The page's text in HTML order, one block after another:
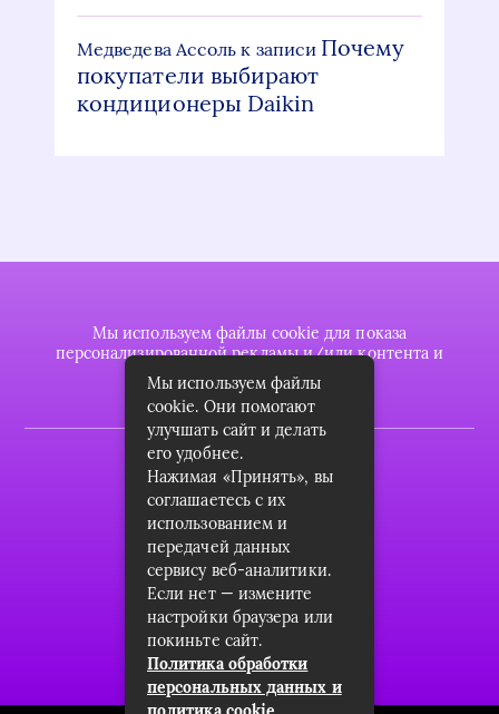
Медведева Ассоль к записи Почему
покупатели выбирают
кондиционеры Daikin
Мы используем файлы cookie для показа
персонализированной рекламы и/или контента и
анализа нашего трафика.
2022 © plasttrubkomplekt.ru
Карта сайта
Контакты
О проекте
Пользовательское соглашение
Архив
Мы используем файлы
cookie. Они помогают
улучшать сайт и делать
его удобнее.
Нажимая «Принять», вы
соглашаетесь с их
использованием и
передачей данных
сервису веб-аналитики.
Если нет — измените
настройки браузера или
покиньте сайт.
Политика обработки
персональных данных и